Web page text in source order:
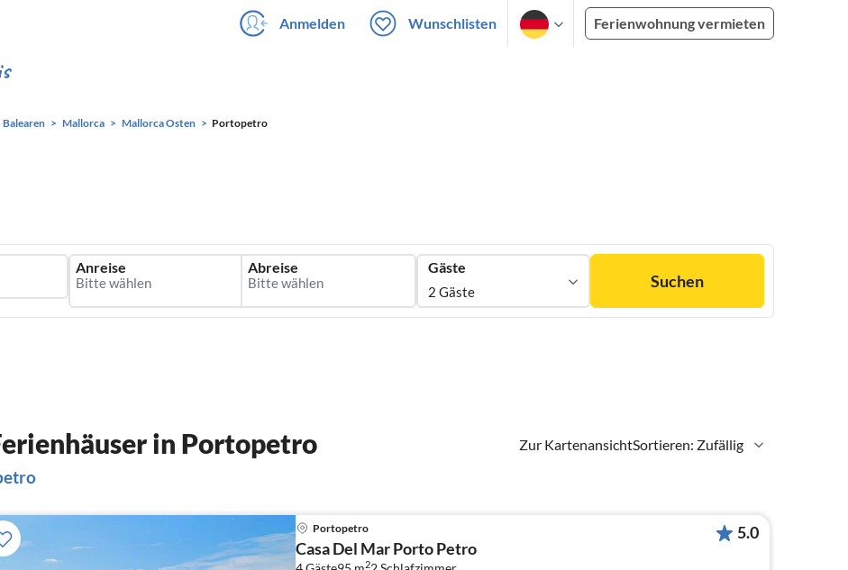
Anmelden Wunschlisten Ferienwohnung vermieten
Balearen Mallorca Mallorca Osten Portopetro
Anreise Abreise Gäste
2 Gäste
Suchen
Zur KartenansichtSortieren: Zufällig
in Portopetro
Portopetro
Casa Del Mar Porto Petro
2
5.0